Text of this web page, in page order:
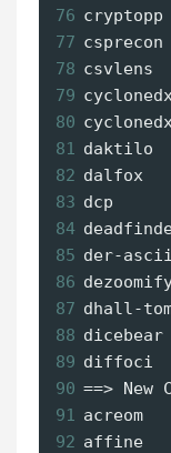
76
77
78
79
80
81
82
83 dcp
84
85 der-
86
87 dhall-
88
89 diffoci
90 ==> New
91
92 affine